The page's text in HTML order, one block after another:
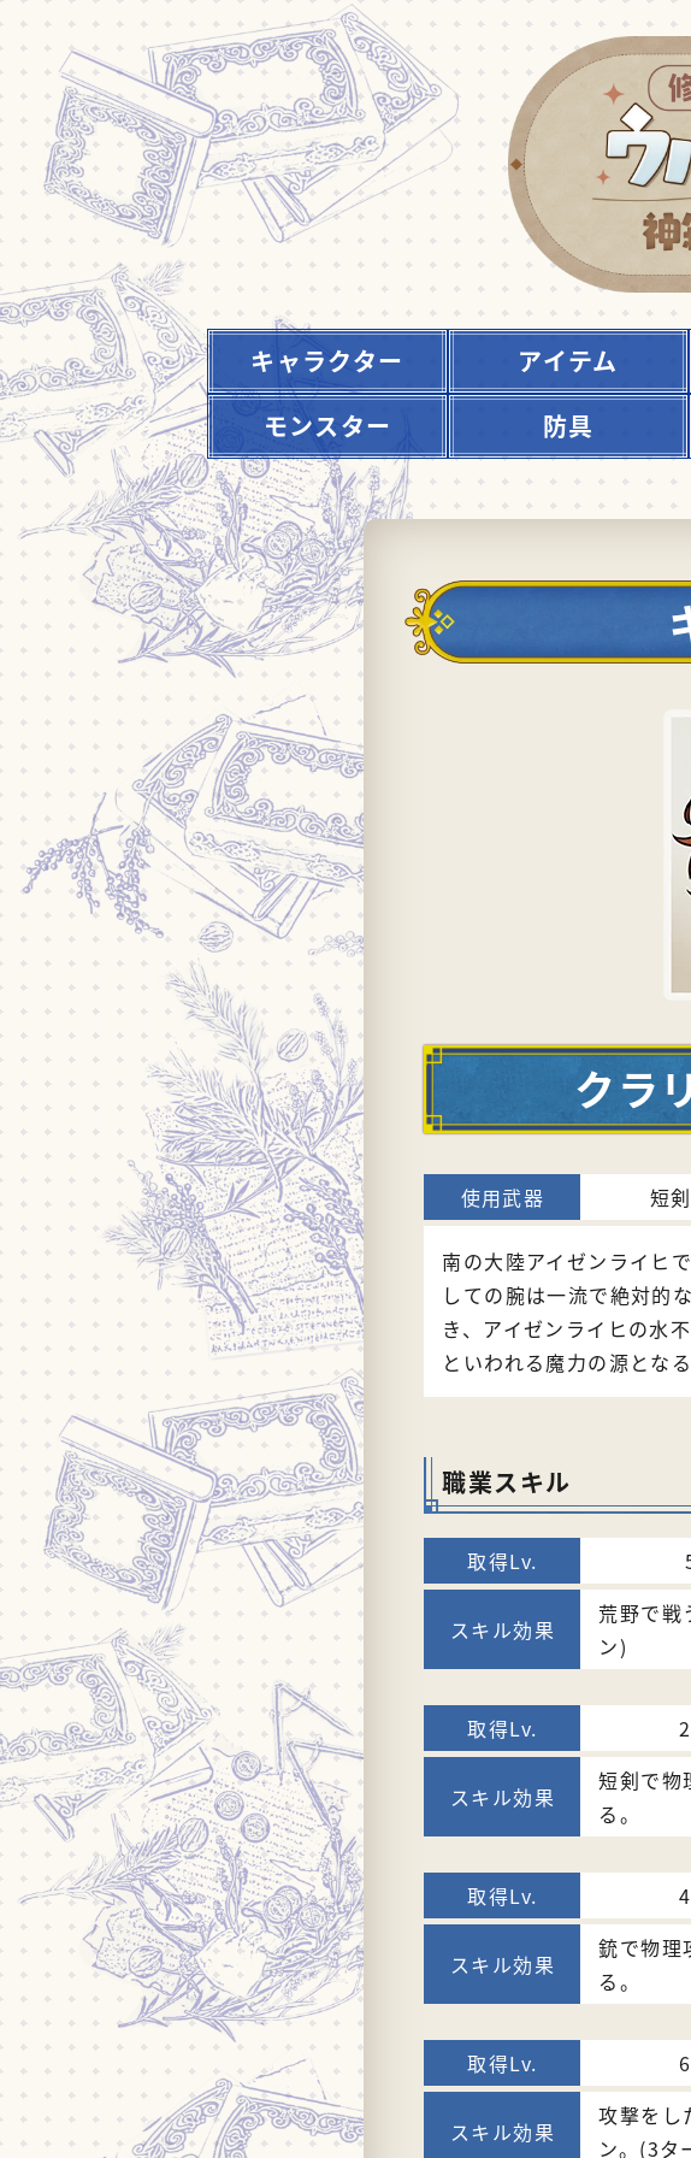
キャラクター アイテム
モンスター
防具
クラ
短
南の大陸アイゼンライヒ
しての腕は一流で絶対的
き、アイゼンライヒの水
といわれる魔力の源とな
職業スキル
荒野で戦
ン)
短剣で物
る。
銃で物理
る。
攻撃をし
ン。(3タ